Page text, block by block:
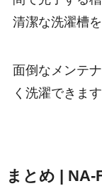
清潔な洗濯槽を
面倒なメンテ
く洗濯できます
まとめ | NA-